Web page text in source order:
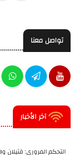
تواصل معنا
آخر الأخبار
التحكم المروري: قتيلان و8 جرحى في 7 حوادث سير خلال الـ24 ساعة الماضية